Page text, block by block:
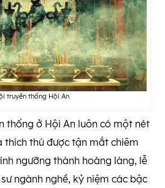
truyền thống Hội An
thống ở Hội An luôn có một nét
thích thú được tận mắt chiêm
ngưỡng thành hoàng làng, lễ
ngành nghề, kỷ niệm các bậc